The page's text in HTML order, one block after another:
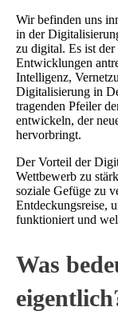
Wir befinden uns
in der
zu digital. Es ist
Entwicklungen
Intelligenz,
Digitalisierung in
tragenden Pfeiler
entwickeln, der
hervorbringt.
Der Vorteil der
Wettbewerb zu
soziale Gefüge zu
Entdeckungsreise,
funktioniert und
Was